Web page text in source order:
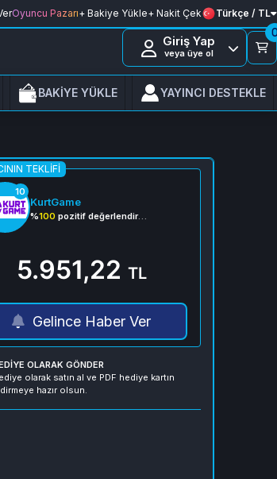
Oyuncu Pazarı+ Bakiye Yükle+ Nakit Çek Türkçe / TL
Giriş Yap
veya üye ol
BAKİYE YÜKLE YAYINCI DESTEKLE
TEKLIFI
10
KurtGame
%100 pozitif değerlendirme
5.951,22 TL
Gelince Haber Ver
OLARAK GÖNDER
olarak satın al ve PDF hediye kartın
hazır olsun.